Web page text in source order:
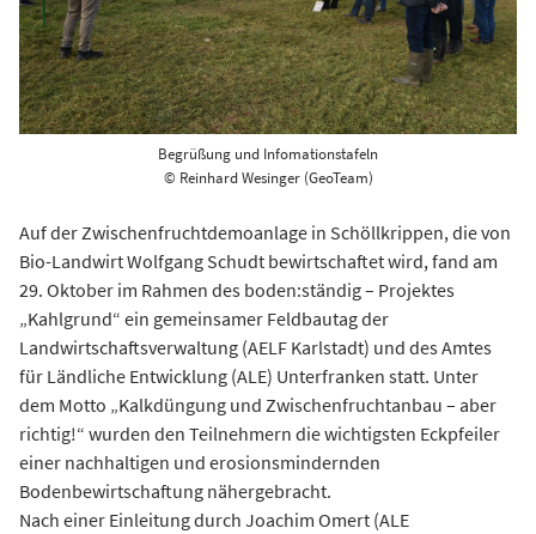
Begrüßung und Infomationstafeln
© Reinhard Wesinger (GeoTeam)
Auf der Zwischenfruchtdemoanlage in Schöllkrippen, die von
Bio-Landwirt Wolfgang Schudt bewirtschaftet wird, fand am
29. Oktober im Rahmen des boden:ständig – Projektes
„Kahlgrund“ ein gemeinsamer Feldbautag der
Landwirtschaftsverwaltung (AELF Karlstadt) und des Amtes
für Ländliche Entwicklung (ALE) Unterfranken statt. Unter
dem Motto „Kalkdüngung und Zwischenfruchtanbau – aber
richtig!“ wurden den Teilnehmern die wichtigsten Eckpfeiler
einer nachhaltigen und erosionsmindernden
Bodenbewirtschaftung nähergebracht.
Nach einer Einleitung durch Joachim Omert (ALE